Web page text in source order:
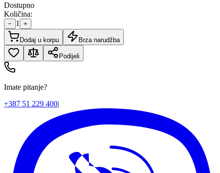
Dostupno
Količina:
− 1 +
Dodaj u korpu Brza narudžba
Podijeli
Imate pitanje?
+387 51 229 400|